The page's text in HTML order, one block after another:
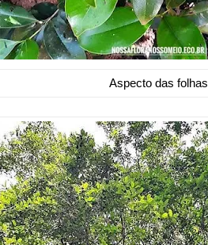
Aspecto das folhas